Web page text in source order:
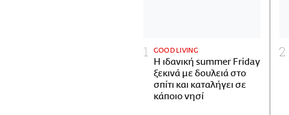
GOOD LIVING
Η ιδανική summer Friday
ξεκινά με δουλειά στο
σπίτι και καταλήγει σε
κάποιο νησί